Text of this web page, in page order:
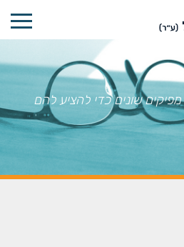
מפיקים שונים כדי להציע להם